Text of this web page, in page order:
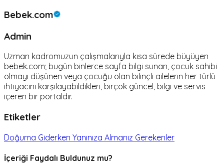
Bebek.com
Admin
Uzman kadromuzun çalışmalarıyla kısa sürede büyüyen
bebek.com; bugün binlerce sayfa bilgi sunan, çocuk sahibi
olmayı düşünen veya çocuğu olan bilinçli ailelerin her türlü
ihtiyacını karşılayabildikleri, birçok güncel, bilgi ve servis
içeren bir portaldır.
Etiketler
Doğuma Giderken Yanınıza Almanız Gerekenler
İçeriği Faydalı Buldunuz mu?